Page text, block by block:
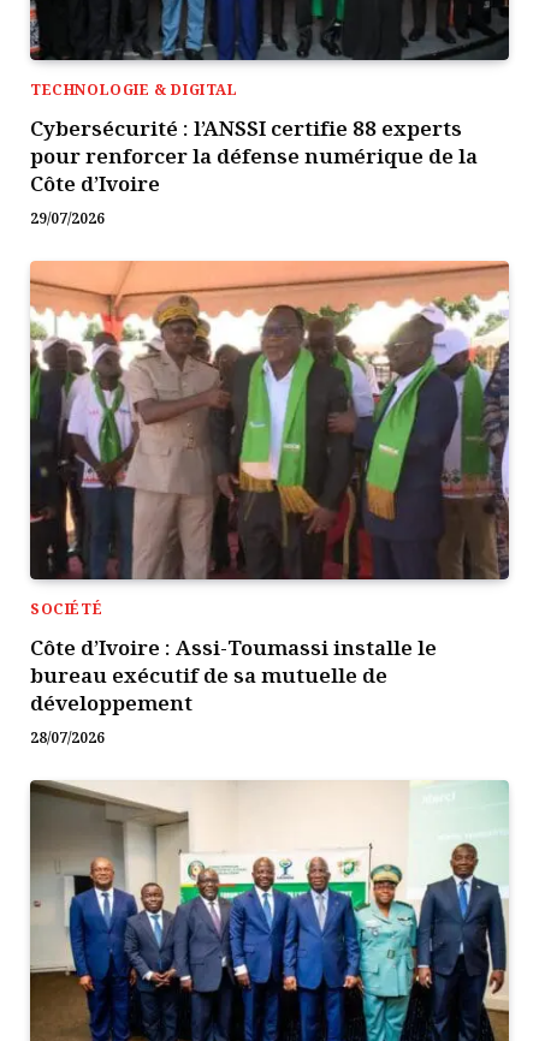
TECHNOLOGIE & DIGITAL
Cybersécurité : l’ANSSI certifie 88 experts
pour renforcer la défense numérique de la
Côte d’Ivoire
29/07/2026
SOCIÉTÉ
Côte d’Ivoire : Assi-Toumassi installe le
bureau exécutif de sa mutuelle de
développement
28/07/2026